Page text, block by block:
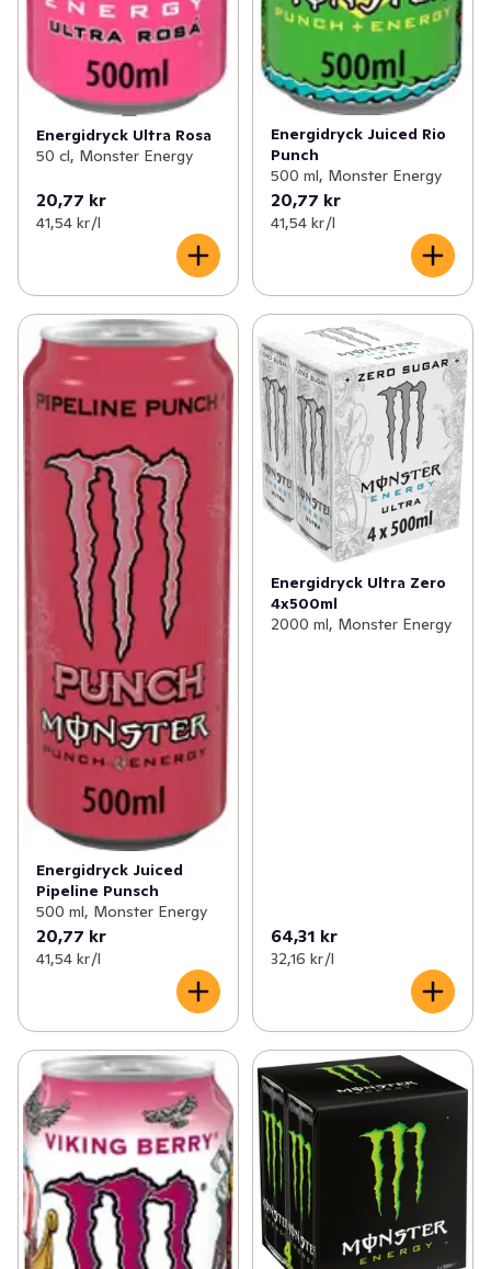
Energidryck Ultra Rosa
50 cl, Monster Energy
20,77 kr
41,54 kr /l
Energidryck Juiced Rio
Punch
500 ml, Monster Energy
20,77 kr
41,54 kr /l
Energidryck Juiced
Pipeline Punsch
500 ml, Monster Energy
20,77 kr
41,54 kr /l
Energidryck Ultra Zero
4x500ml
2000 ml, Monster Energy
64,31 kr
32,16 kr /l